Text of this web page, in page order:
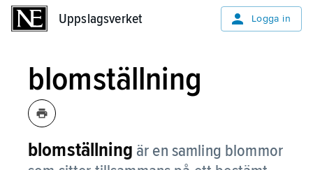
Uppslagsverket Logga in
blomställning
blomställning är en samling blommor